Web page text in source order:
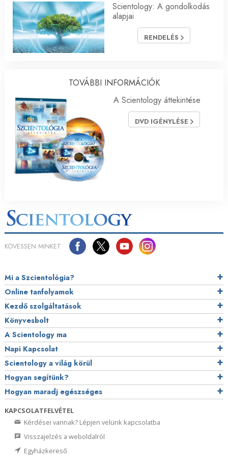
Scientology: A gondolkodás
alapjai
RENDELÉS
TOVÁBBI INFORMÁCIÓK
A Scientology áttekintése
DVD IGÉNYLÉSE
KÖVESSEN MINKET
Mi a Szcientológia?
Online tanfolyamok
Kezdő szolgáltatások
Könyvesbolt
A Scientology ma
Napi Kapcsolat
Scientology a világ körül
Hogyan segítünk?
Hogyan maradj egészséges
KAPCSOLATFELVÉTEL
Kérdései vannak? Lépjen velünk kapcsolatba
Visszajelzés a weboldalról
Egyházkereső